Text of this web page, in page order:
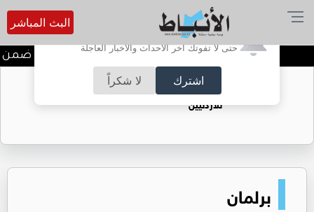
أترغب في تفعيل الإشعارات؟
حتى لا تفوتك آخر الأحداث والأخبار العاجلة
اشترك لا شكراً
البث المباشر
ندوة تعاين التراث الأردني ضمن
حقل الريشة حين يتحول الغاز إلى فرص عمل
للأردنيين
برلمان